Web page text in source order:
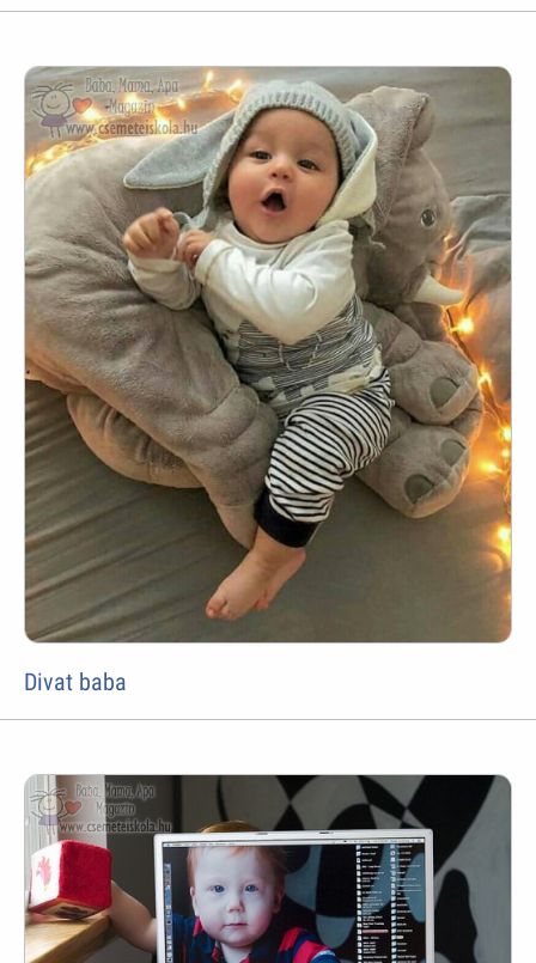
Divat baba